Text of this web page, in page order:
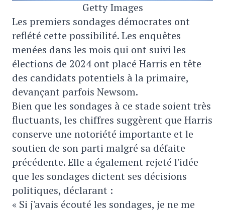
Getty Images
Les premiers sondages démocrates ont
reflété cette possibilité. Les enquêtes
menées dans les mois qui ont suivi les
élections de 2024 ont placé Harris en tête
des candidats potentiels à la primaire,
devançant parfois Newsom.
Bien que les sondages à ce stade soient très
fluctuants, les chiffres suggèrent que Harris
conserve une notoriété importante et le
soutien de son parti malgré sa défaite
précédente. Elle a également rejeté l'idée
que les sondages dictent ses décisions
politiques, déclarant :
« Si j'avais écouté les sondages, je ne me